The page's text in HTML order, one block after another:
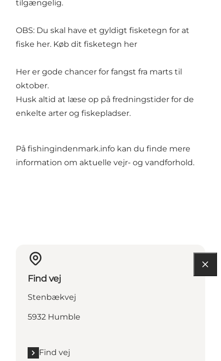
tilgængelig.
OBS: Du skal have et gyldigt fisketegn for at
fiske her. Køb dit fisketegn her
Her er gode chancer for fangst fra marts til
oktober.
Husk altid at læse op på fredningstider for de
enkelte arter og fiskepladser.
På fishingindenmark.info kan du finde mere
information om aktuelle vejr- og vandforhold.
Find vej
Stenbækvej
5932 Humble
Find vej